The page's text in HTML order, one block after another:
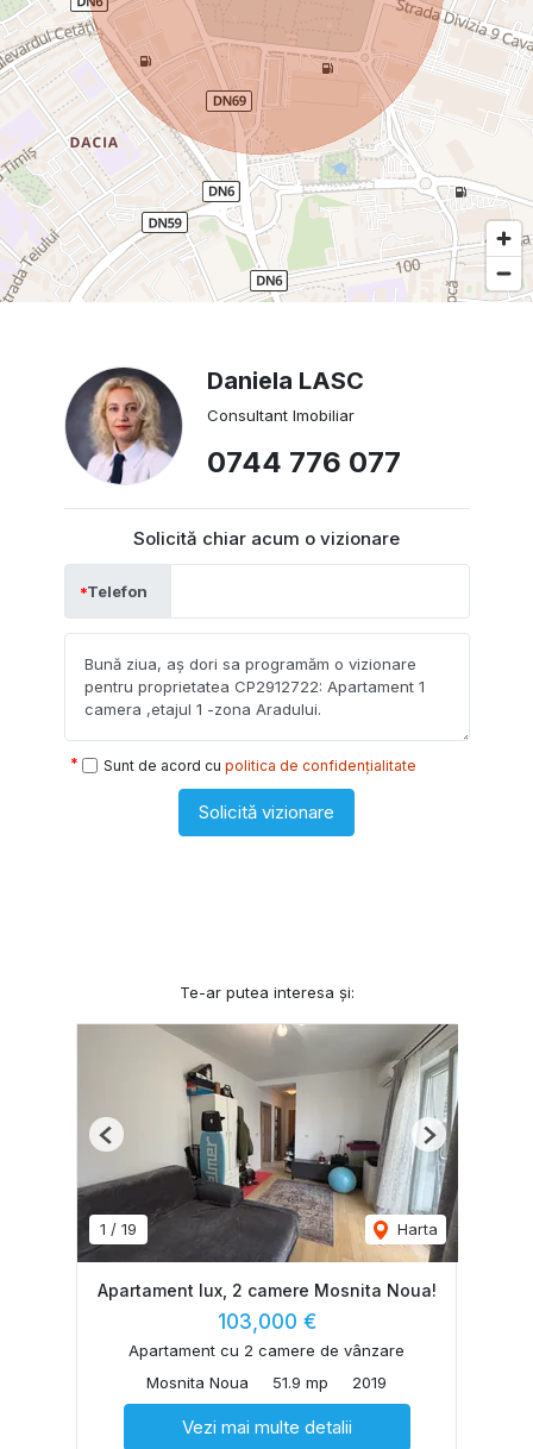
Daniela LASC
Consultant Imobiliar
0744 776 077
Solicită chiar acum o vizionare
Telefon
Sunt de acord cu politica de confidențialitate
Solicită vizionare
Te-ar putea interesa și:
1 / 19 Harta
Previous Next
Apartament lux, 2 camere Mosnita Noua!
103,000 €
Apartament cu 2 camere de vânzare
Mosnita Noua
51.9 mp 2019
Vezi mai multe detalii